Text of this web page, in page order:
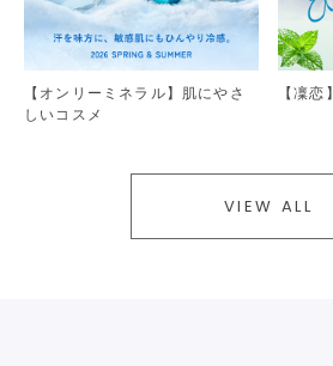
【オンリーミネラル】肌にやさ
しいコスメ
【凜恋】
VIEW ALL